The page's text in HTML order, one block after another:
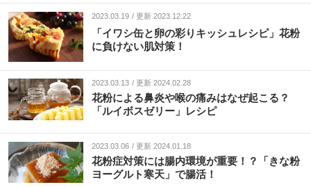
「イワシ缶と卵の彩りキッシュレシピ」花粉
に負けない肌対策！
2023.03.19 更新 2023.12.22
花粉による鼻炎や喉の痛みはなぜ起こる？
「ルイボスゼリー」レシピ
2023.03.13 更新 2024.02.28
花粉症対策には腸内環境が重要！？「きな粉
ヨーグルト寒天」で腸活！
2023.03.06 更新 2024.01.18